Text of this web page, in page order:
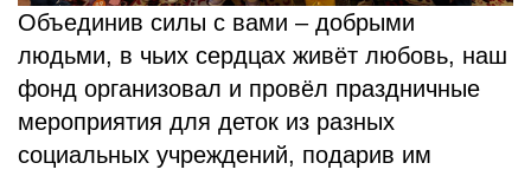
Объединив силы с вами – добрыми
людьми, в чьих сердцах живёт любовь, наш
фонд организовал и провёл праздничные
мероприятия для деток из разных
социальных учреждений, подарив им